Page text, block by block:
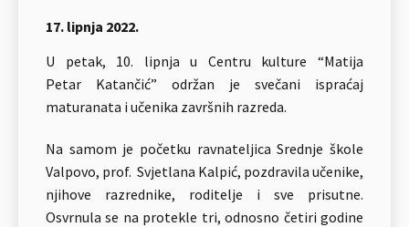
17. lipnja 2022.
U petak, 10. lipnja u Centru kulture “Matija
Petar Katančić” održan je svečani ispraćaj
maturanata i učenika završnih razreda.
Na samom je početku ravnateljica Srednje škole
Valpovo, prof. Svjetlana Kalpić, pozdravila učenike,
njihove razrednike, roditelje i sve prisutne.
Osvrnula se na protekle tri, odnosno četiri godine